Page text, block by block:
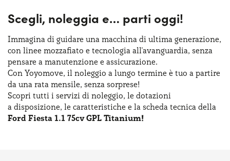
Scegli, noleggia e… parti oggi!
Immagina di guidare una macchina di ultima generazione,
con linee mozzafiato e tecnologia all'avanguardia, senza
pensare a manutenzione e assicurazione.
Con Yoyomove, il noleggio a lungo termine è tuo a partire
da una rata mensile, senza sorprese!
Scopri tutti i servizi di noleggio, le dotazioni
a disposizione, le caratteristiche e la scheda tecnica della
Ford Fiesta 1.1 75cv GPL Titanium!